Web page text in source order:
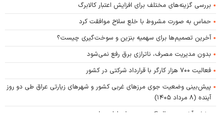
بررسی گزینه‌های مختلف برای افزایش اعتبار کالابرگ
حماس به صورت مشروط با خلع سلاح موافقت کرد
آخرین تصمیم‌ها برای سهمیه بنزین و سوخت‌گیری چیست؟
بدون مدیریت مصرف، ناترازی برق رفع نمی‌شود
فعالیت ۷۰۰ هزار کارگر با قرارداد شرکتی در کشور
پیش‌بینی وضعیت جوی مرز‌های غربی کشور و شهر‌های زیارتی عراق طی دو روز
آینده (۸ مرداد ۱۴۰۵)
پخش آخرین سریال اکبر عبدی برای اولین بار